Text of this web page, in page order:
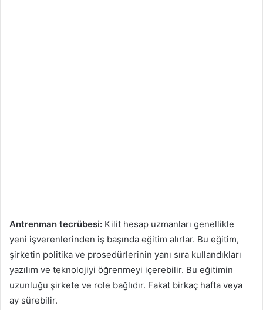
Antrenman tecrübesi: Kilit hesap uzmanları genellikle
yeni işverenlerinden iş başında eğitim alırlar. Bu eğitim,
şirketin politika ve prosedürlerinin yanı sıra kullandıkları
yazılım ve teknolojiyi öğrenmeyi içerebilir. Bu eğitimin
uzunluğu şirkete ve role bağlıdır. Fakat birkaç hafta veya
ay sürebilir.